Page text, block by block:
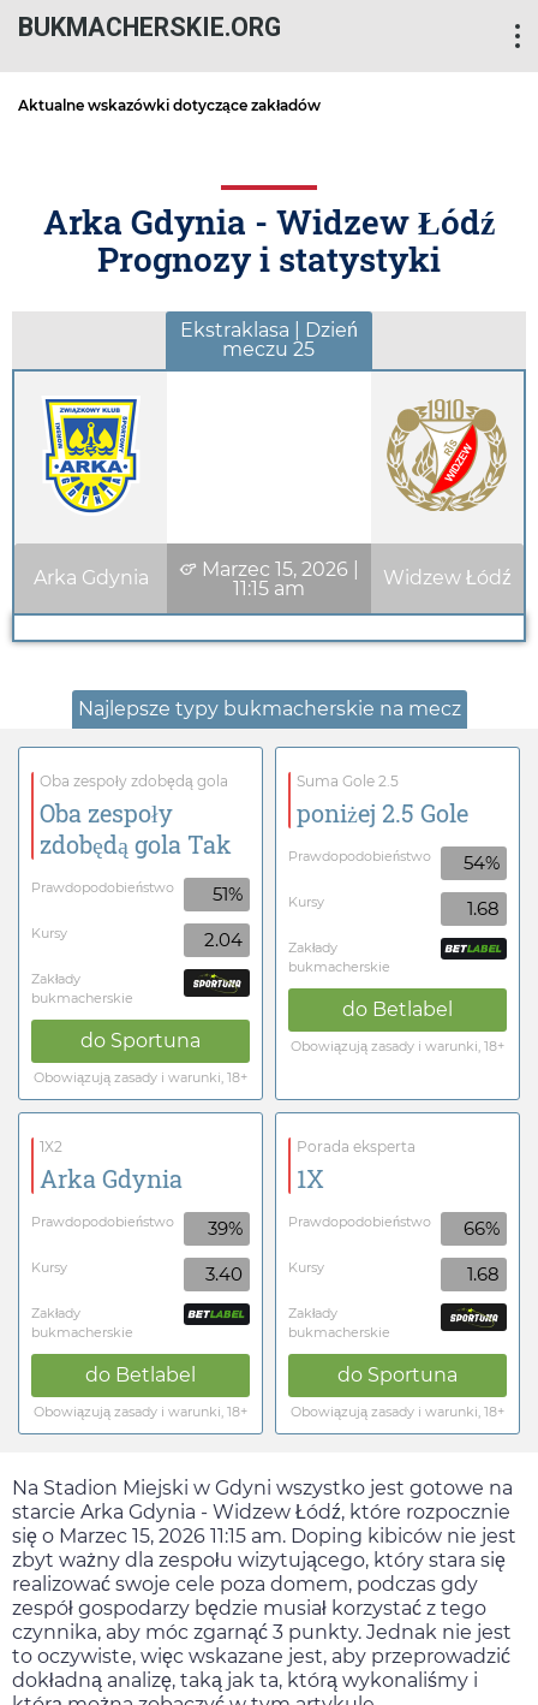
BUKMACHERSKIE.ORG
Aktualne wskazówki dotyczące zakładów
Arka Gdynia - Widzew Łódź
Prognozy i statystyki
Ekstraklasa | Dzień
meczu 25
Arka Gdynia Marzec 15, 2026
11:15 am
Widzew Łódź
Najlepsze typy bukmacherskie na mecz
Oba zespoły zdobędą gola
Oba zespoły
zdobędą gola Tak
Prawdopodobieństwo 51%
Kursy 2.04
Zakłady
bukmacherskie
do Sportuna
Obowiązują zasady i warunki, 18+
Suma Gole 2.5
poniżej 2.5 Gole
Prawdopodobieństwo 54%
Kursy 1.68
Zakłady
bukmacherskie
do Betlabel
Obowiązują zasady i warunki, 18+
1X2
Arka Gdynia
Prawdopodobieństwo 39%
Kursy 3.40
Zakłady
bukmacherskie
do Betlabel
Obowiązują zasady i warunki, 18+
Porada eksperta
1X
Prawdopodobieństwo 66%
Kursy 1.68
Zakłady
bukmacherskie
do Sportuna
Obowiązują zasady i warunki, 18+
Na Stadion Miejski w Gdyni wszystko jest gotowe na
starcie Arka Gdynia - Widzew Łódź, które rozpocznie
się o Marzec 15, 2026 11:15 am. Doping kibiców nie jest
zbyt ważny dla zespołu wizytującego, który stara się
realizować swoje cele poza domem, podczas gdy
zespół gospodarzy będzie musiał korzystać z tego
czynnika, aby móc zgarnąć 3 punkty. Jednak nie jest
to oczywiste, więc wskazane jest, aby przeprowadzić
dokładną analizę, taką jak ta, którą wykonaliśmy i